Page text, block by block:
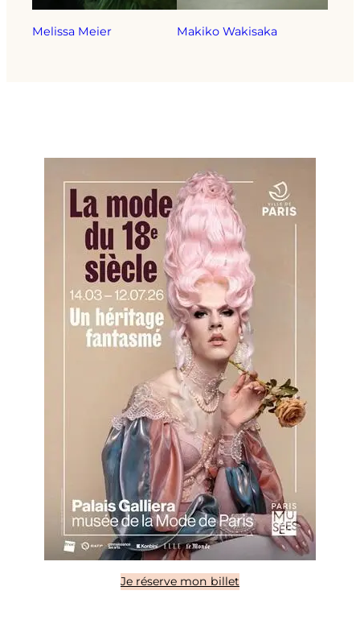
Melissa Meier Makiko Wakisaka
Je réserve mon billet